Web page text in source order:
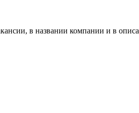
в названии компании и в